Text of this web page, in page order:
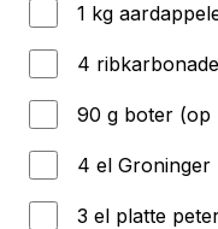
1 kg
4
90 g boter (op
4 el Groninger
3 el platte